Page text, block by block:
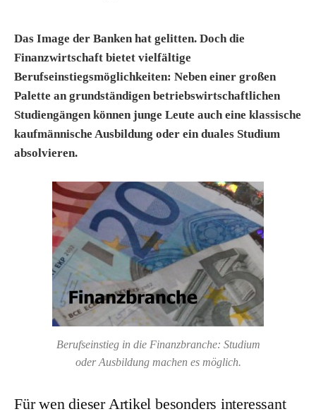
Das Image der Banken hat gelitten. Doch die
Finanzwirtschaft bietet vielfältige
Berufseinstiegsmöglichkeiten: Neben einer großen
Palette an grundständigen betriebswirtschaftlichen
Studiengängen können junge Leute auch eine klassische
kaufmännische Ausbildung oder ein duales Studium
absolvieren.
Berufseinstieg in die Finanzbranche: Studium
oder Ausbildung machen es möglich.
Für wen dieser Artikel besonders interessant